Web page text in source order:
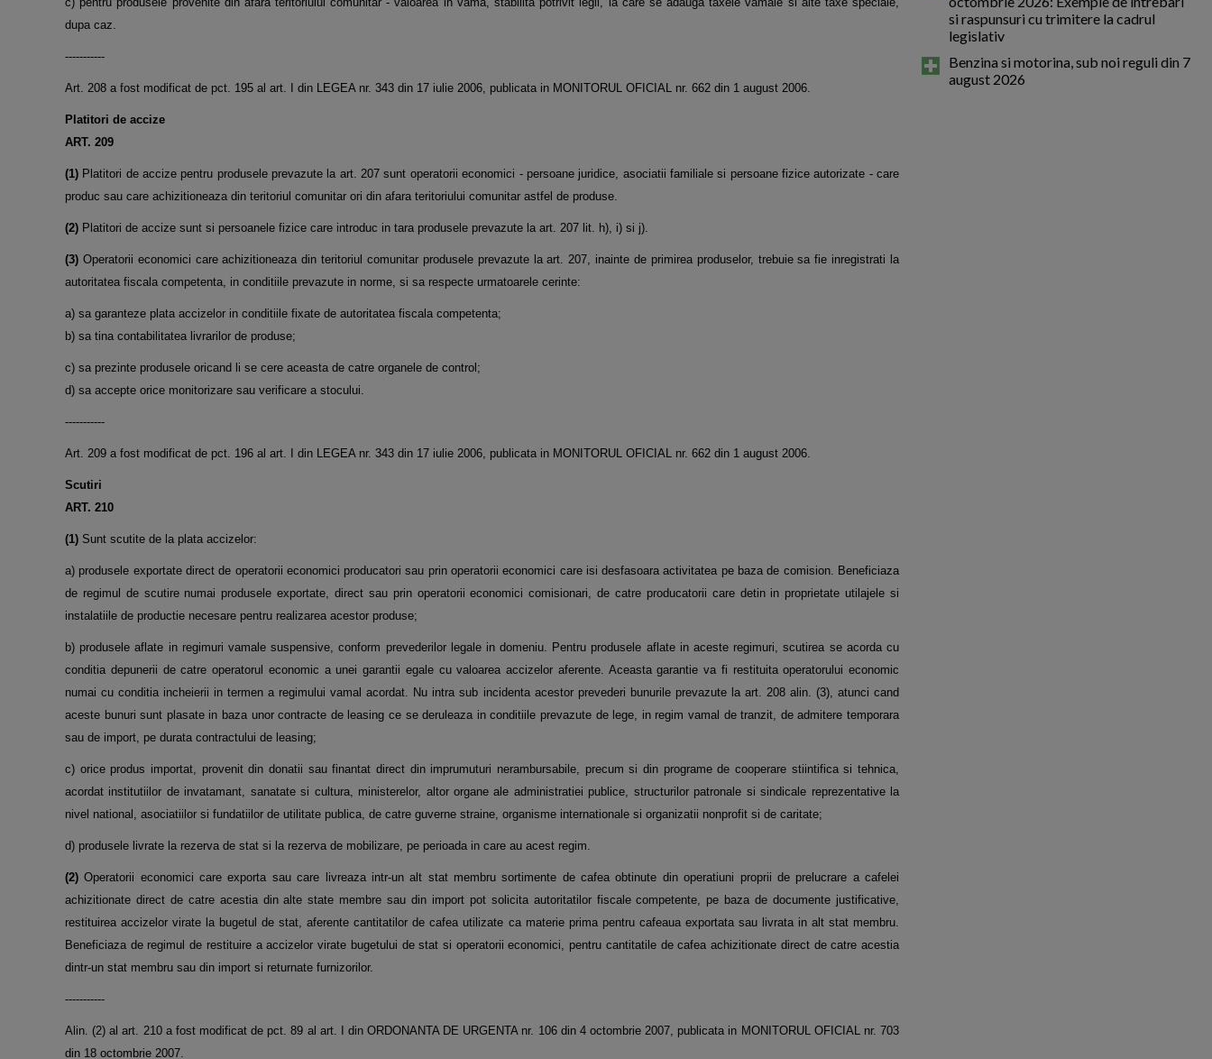
dupa caz.
-----------
Art. 208 a fost modificat de pct. 195 al art. I din LEGEA nr. 343 din 17 iulie 2006, publicata in MONITORUL OFICIAL nr. 662 din 1 august 2006.
Platitori de accize
ART. 209
(1) Platitori de accize pentru produsele prevazute la art. 207 sunt operatorii economici - persoane juridice, asociatii familiale si persoane fizice autorizate - care
produc sau care achizitioneaza din teritoriul comunitar ori din afara teritoriului comunitar astfel de produse.
(2) Platitori de accize sunt si persoanele fizice care introduc in tara produsele prevazute la art. 207 lit. h), i) si j).
(3) Operatorii economici care achizitioneaza din teritoriul comunitar produsele prevazute la art. 207, inainte de primirea produselor, trebuie sa fie inregistrati la
autoritatea fiscala competenta, in conditiile prevazute in norme, si sa respecte urmatoarele cerinte:
a) sa garanteze plata accizelor in conditiile fixate de autoritatea fiscala competenta;
b) sa tina contabilitatea livrarilor de produse;
c) sa prezinte produsele oricand li se cere aceasta de catre organele de control;
d) sa accepte orice monitorizare sau verificare a stocului.
-----------
Art. 209 a fost modificat de pct. 196 al art. I din LEGEA nr. 343 din 17 iulie 2006, publicata in MONITORUL OFICIAL nr. 662 din 1 august 2006.
Scutiri
ART. 210
(1) Sunt scutite de la plata accizelor:
a) produsele exportate direct de operatorii economici producatori sau prin operatorii economici care isi desfasoara activitatea pe baza de comision. Beneficiaza
de regimul de scutire numai produsele exportate, direct sau prin operatorii economici comisionari, de catre producatorii care detin in proprietate utilajele si
instalatiile de productie necesare pentru realizarea acestor produse;
b) produsele aflate in regimuri vamale suspensive, conform prevederilor legale in domeniu. Pentru produsele aflate in aceste regimuri, scutirea se acorda cu
conditia depunerii de catre operatorul economic a unei garantii egale cu valoarea accizelor aferente. Aceasta garantie va fi restituita operatorului economic
numai cu conditia incheierii in termen a regimului vamal acordat. Nu intra sub incidenta acestor prevederi bunurile prevazute la art. 208 alin. (3), atunci cand
aceste bunuri sunt plasate in baza unor contracte de leasing ce se deruleaza in conditiile prevazute de lege, in regim vamal de tranzit, de admitere temporara
sau de import, pe durata contractului de leasing;
c) orice produs importat, provenit din donatii sau finantat direct din imprumuturi nerambursabile, precum si din programe de cooperare stiintifica si tehnica,
acordat institutiilor de invatamant, sanatate si cultura, ministerelor, altor organe ale administratiei publice, structurilor patronale si sindicale reprezentative la
nivel national, asociatiilor si fundatiilor de utilitate publica, de catre guverne straine, organisme internationale si organizatii nonprofit si de caritate;
d) produsele livrate la rezerva de stat si la rezerva de mobilizare, pe perioada in care au acest regim.
(2) Operatorii economici care exporta sau care livreaza intr-un alt stat membru sortimente de cafea obtinute din operatiuni proprii de prelucrare a cafelei
achizitionate direct de catre acestia din alte state membre sau din import pot solicita autoritatilor fiscale competente, pe baza de documente justificative,
restituirea accizelor virate la bugetul de stat, aferente cantitatilor de cafea utilizate ca materie prima pentru cafeaua exportata sau livrata in alt stat membru.
Beneficiaza de regimul de restituire a accizelor virate bugetului de stat si operatorii economici, pentru cantitatile de cafea achizitionate direct de catre acestia
dintr-un stat membru sau din import si returnate furnizorilor.
-----------
Alin. (2) al art. 210 a fost modificat de pct. 89 al art. I din ORDONANTA DE URGENTA nr. 106 din 4 octombrie 2007, publicata in MONITORUL OFICIAL nr. 703
din 18 octombrie 2007.
si raspunsuri cu trimitere la cadrul
legislativ
Benzina si motorina, sub noi reguli din 7
august 2026